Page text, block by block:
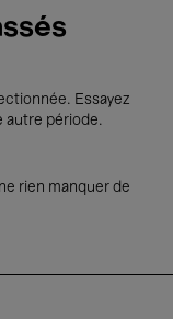
Essayez
autre période.
rien manquer de